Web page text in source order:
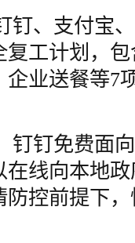
、支付宝、
工计划，
业送餐等7
钉钉免费面
线向本地
控前提下